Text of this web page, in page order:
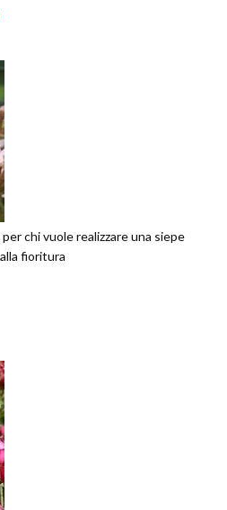
chi vuole realizzare una siepe
fioritura